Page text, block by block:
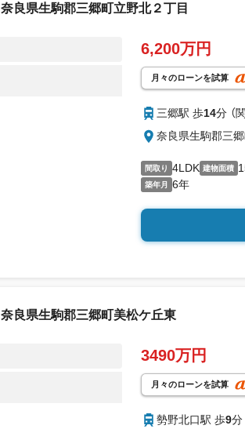
奈良県生駒郡三郷町立野北２丁目
6,200万円
月々のローンを試算
三郷駅 歩14分 （
奈良県生駒郡三
間取り 4LDK 建物面積
築年月 6年
奈良県生駒郡三郷町美松ケ丘東
3490万円
月々のローンを試算
勢野北口駅 歩9分